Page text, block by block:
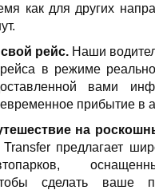
как для других
рейс.Наши
в режиме
вами
прибытие в
на
предлагает
сделать ваше